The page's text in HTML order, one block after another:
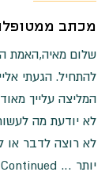
מכתב
שלום מאיה,האמת
להתחיל. הגעתי
המליצה עלייך
לא יודעת מה
לא רוצה לדבר או
יותר … Continued